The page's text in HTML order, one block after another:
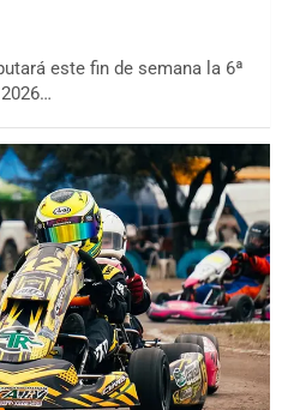
este fin de semana la 6ª